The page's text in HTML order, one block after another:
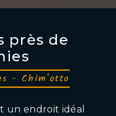
près de
- Chim'otto
un endroit idéal